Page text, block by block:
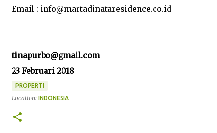
Email : info@martadinataresidence.co.id
tinapurbo@gmail.com
23 Februari 2018
PROPERTI
Location: INDONESIA